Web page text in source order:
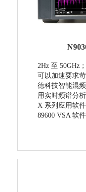
2Hz 至 50GHz
可以加速要求
德科技智能混
用实时频谱分
X 系列应用软
89600 VSA 软